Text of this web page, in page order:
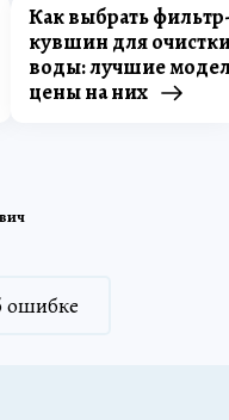
Как выбрать
кувшин для
воды: лучшие
цены на них
ошибке